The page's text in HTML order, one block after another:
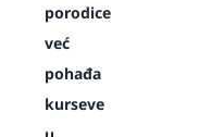
porodice
već
pohađa
kurseve